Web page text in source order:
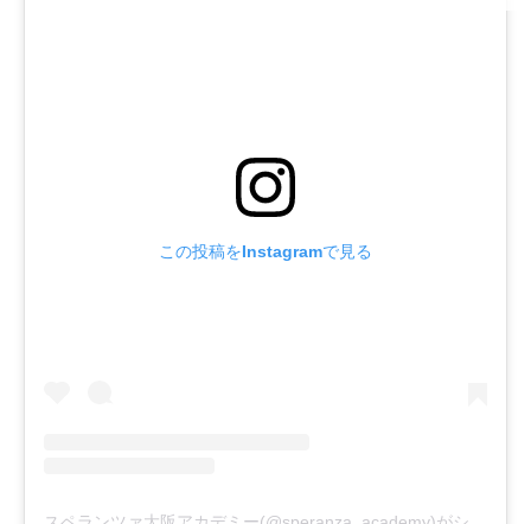
この投稿をInstagramで見る